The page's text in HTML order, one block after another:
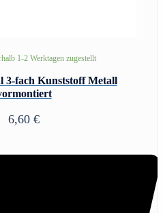
1-2 Werktagen zugestellt
3-fach Kunststoff Metall
6,60 €